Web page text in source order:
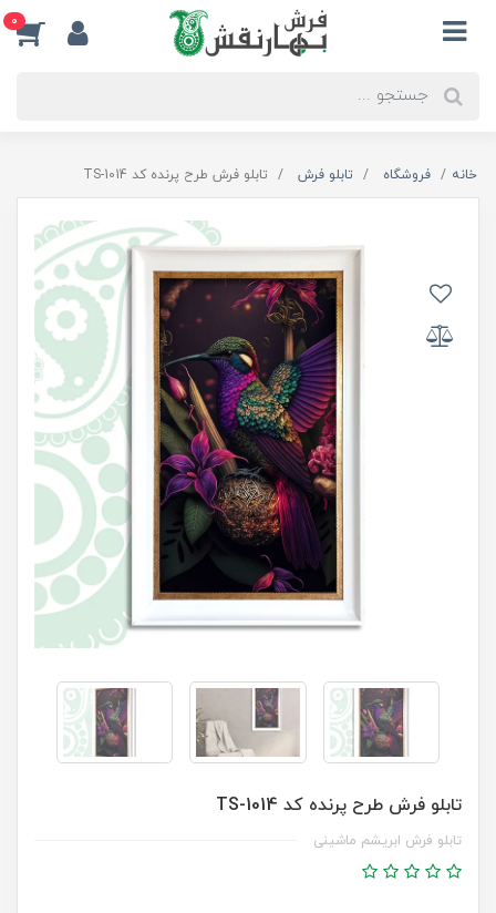
0
خانه فروشگاه تابلو فرش تابلو فرش طرح پرنده کد TS-1014
تابلو فرش طرح پرنده کد TS-1014
تابلو فرش ابریشم ماشینی